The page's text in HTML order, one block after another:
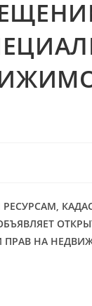
НА